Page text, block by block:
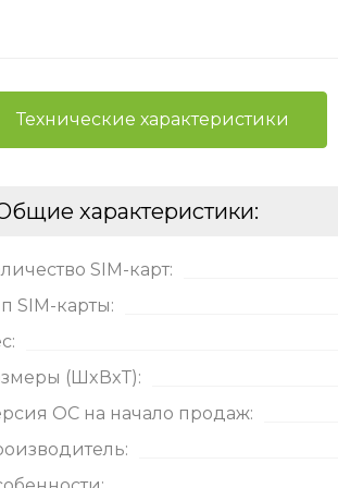
Технические характеристики
характеристики:
SIM-карт:
SIM-карты:
(ШxВxТ):
ОС на начало продаж: